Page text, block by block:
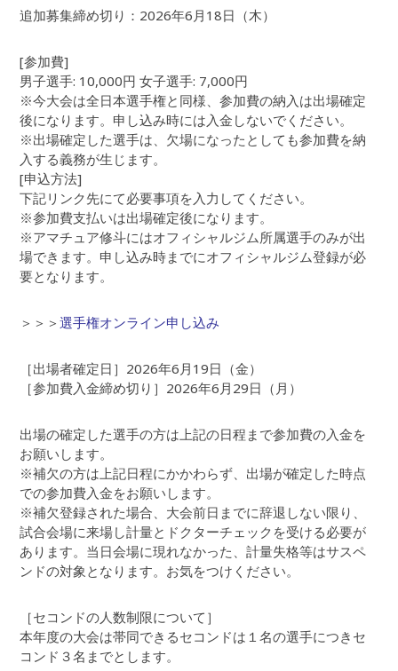
追加募集締め切り：2026年6月18日（木）
[参加費]
男子選手: 10,000円 女子選手: 7,000円
※今大会は全日本選手権と同様、参加費の納入は出場確定
後になります。申し込み時には入金しないでください。
※出場確定した選手は、欠場になったとしても参加費を納
入する義務が生じます。
[申込方法]
下記リンク先にて必要事項を入力してください。
※参加費支払いは出場確定後になります。
※アマチュア修斗にはオフィシャルジム所属選手のみが出
場できます。申し込み時までにオフィシャルジム登録が必
要となります。
＞＞＞選手権オンライン申し込み
［出場者確定日］2026年6月19日（金）
［参加費入金締め切り］2026年6月29日（月）
出場の確定した選手の方は上記の日程まで参加費の入金を
お願いします。
※補欠の方は上記日程にかかわらず、出場が確定した時点
での参加費入金をお願いします。
※補欠登録された場合、大会前日までに辞退しない限り、
試合会場に来場し計量とドクターチェックを受ける必要が
あります。当日会場に現れなかった、計量失格等はサスペ
ンドの対象となります。お気をつけください。
［セコンドの人数制限について］
本年度の大会は帯同できるセコンドは１名の選手につきセ
コンド３名までとします。